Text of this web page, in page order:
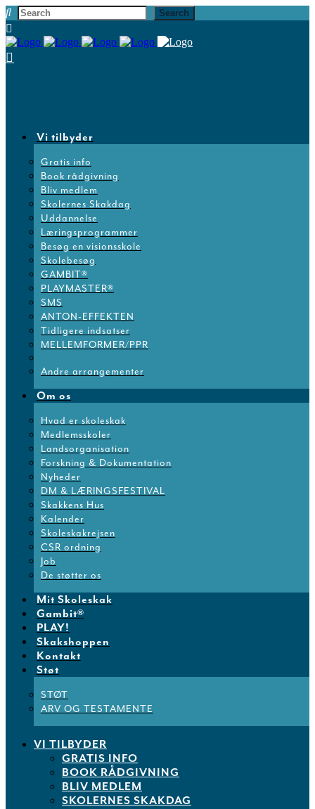
Vi tilbyder
Gratis info
Book rådgivning
Bliv medlem
Skolernes Skakdag
Uddannelse
Læringsprogrammer
Besøg en visionsskole
Skolebesøg
GAMBIT®
PLAYMASTER®
SMS
ANTON-EFFEKTEN
Tidligere indsatser
MELLEMFORMER/PPR
Andre arrangementer
Om os
Hvad er skoleskak
Medlemsskoler
Landsorganisation
Forskning & Dokumentation
Nyheder
DM & LÆRINGSFESTIVAL
Skakkens Hus
Kalender
Skoleskakrejsen
CSR ordning
Job
De støtter os
Mit Skoleskak
Gambit®
PLAY!
Skakshoppen
Kontakt
Støt
STØT
ARV OG TESTAMENTE
VI TILBYDER
GRATIS INFO
BOOK RÅDGIVNING
BLIV MEDLEM
SKOLERNES SKAKDAG